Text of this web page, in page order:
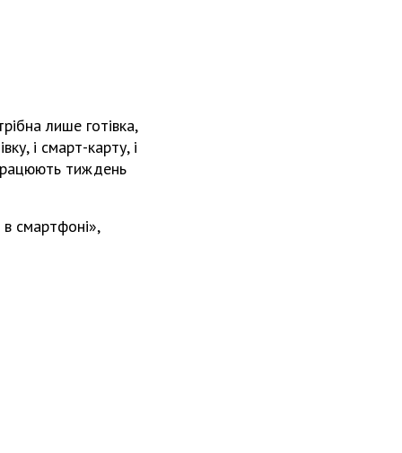
лише готівка,
і смарт-карту, і
тиждень
смартфоні»,